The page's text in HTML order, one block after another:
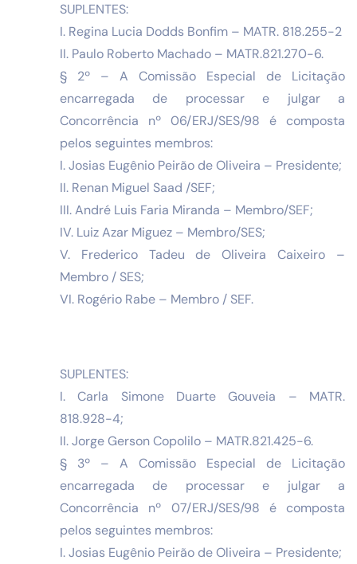
SUPLENTES:
I. Regina Lucia Dodds Bonfim – MATR. 818.255-2
II. Paulo Roberto Machado – MATR.821.270-6.
§ 2º – A Comissão Especial de Licitação
encarregada de processar e julgar a
Concorrência nº 06/ERJ/SES/98 é composta
pelos seguintes membros:
I. Josias Eugênio Peirão de Oliveira – Presidente;
II. Renan Miguel Saad /SEF;
III. André Luis Faria Miranda – Membro/SEF;
IV. Luiz Azar Miguez – Membro/SES;
V. Frederico Tadeu de Oliveira Caixeiro –
Membro / SES;
VI. Rogério Rabe – Membro / SEF.
SUPLENTES:
I. Carla Simone Duarte Gouveia – MATR.
818.928-4;
II. Jorge Gerson Copolilo – MATR.821.425-6.
§ 3º – A Comissão Especial de Licitação
encarregada de processar e julgar a
Concorrência nº 07/ERJ/SES/98 é composta
pelos seguintes membros:
I. Josias Eugênio Peirão de Oliveira – Presidente;